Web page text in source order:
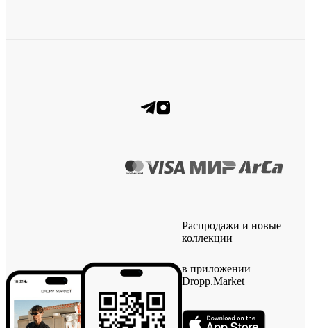
Распродажи и новые
коллекции
в приложении
Dropp.Market